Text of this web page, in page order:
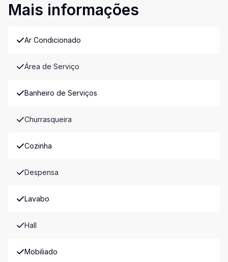
Mais informações
Ar Condicionado
Área de Serviço
Banheiro de Serviços
Churrasqueira
Cozinha
Despensa
Lavabo
Hall
Mobiliado